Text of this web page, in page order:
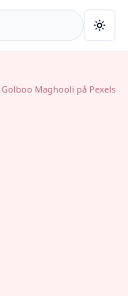
Golboo Maghooli på Pexels